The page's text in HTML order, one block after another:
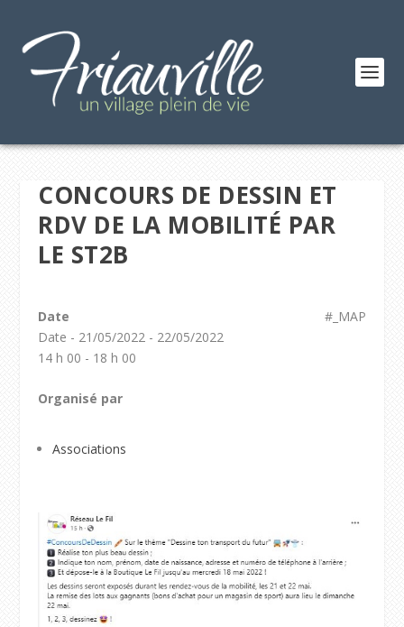
CONCOURS DE DESSIN ET
RDV DE LA MOBILITÉ PAR
LE ST2B
#_MAP
Date
Date - 21/05/2022 - 22/05/2022
14 h 00 - 18 h 00
Organisé par
Associations